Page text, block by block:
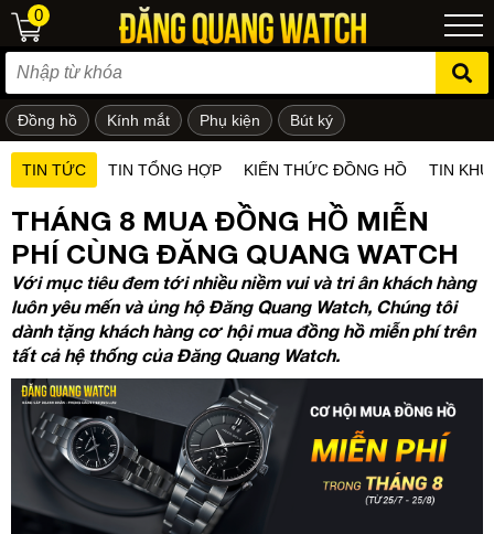
em
0
Đồng hồ Kính mắt Phụ kiện Bút ký
TIN TỨC TIN TỔNG HỢP KIẾN THỨC ĐỒNG HỒ TIN
THÁNG 8 MUA ĐỒNG HỒ MIỄN
PHÍ CÙNG ĐĂNG QUANG WATCH
Với mục tiêu đem tới nhiều niềm vui và tri ân khách hàng
luôn yêu mến và ủng hộ Đăng Quang Watch, Chúng tôi
dành tặng khách hàng cơ hội mua đồng hồ miễn phí trên
tất cả hệ thống của Đăng Quang Watch.